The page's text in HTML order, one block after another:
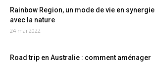
Rainbow Region, un mode de vie en synergie
avec la nature
24 mai 2022
Road trip en Australie : comment aménager